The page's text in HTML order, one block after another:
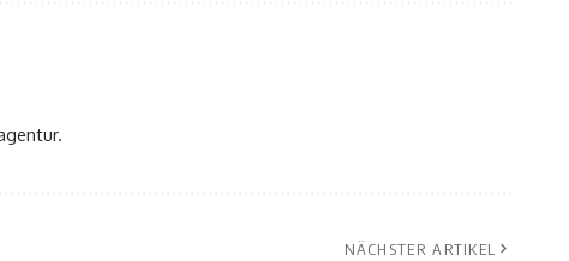
NÄCHSTER ARTIKEL